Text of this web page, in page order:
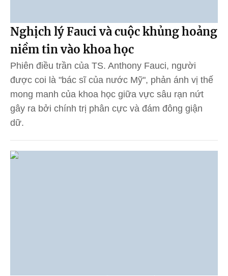
Nghịch lý Fauci và cuộc khủng hoảng
niềm tin vào khoa học
Phiên điều trần của TS. Anthony Fauci, người
được coi là "bác sĩ của nước Mỹ", phản ánh vị thế
mong manh của khoa học giữa vực sâu rạn nứt
gây ra bởi chính trị phân cực và đám đông giận
dữ.